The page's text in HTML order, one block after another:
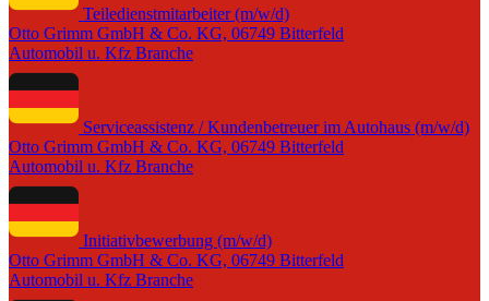
Teiledienstmitarbeiter (m/w/d)
Otto Grimm GmbH & Co. KG, 06749 Bitterfeld
Automobil u. Kfz Branche
Serviceassistenz / Kundenbetreuer im Autohaus (m/w/d)
Otto Grimm GmbH & Co. KG, 06749 Bitterfeld
Automobil u. Kfz Branche
Initiativbewerbung (m/w/d)
Otto Grimm GmbH & Co. KG, 06749 Bitterfeld
Automobil u. Kfz Branche